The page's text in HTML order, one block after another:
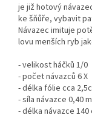
je již hotový
ke šňůře, vybavit
Návazec imituje
lovu menších ryb
- velikost háčků 1/0
- počet návazců 6 X
- délka fólie cca
- síla návazce 0,40
- délka návazce 140